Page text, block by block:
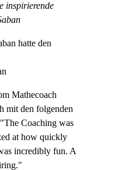
inspirierende
mit den folgenden
Coaching was
at how quickly
incredibly fun. A